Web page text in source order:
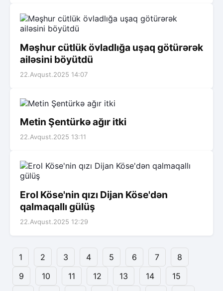
Məşhur cütlük övladlığa uşaq götürərək
ailəsini böyütdü
22.Avqust.2025 14:07
Metin Şentürkə ağır itki
22.Avqust.2025 13:11
Erol Köse'nin qızı Dijan Köse'dən
qalmaqallı gülüş
22.Avqust.2025 12:29
1 2 3 4 5 6 7
8
9
10 11 12 13 14
15